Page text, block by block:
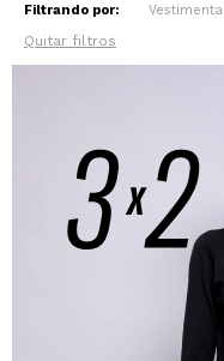
Filtrando por: Vestimenta
Quitar filtros